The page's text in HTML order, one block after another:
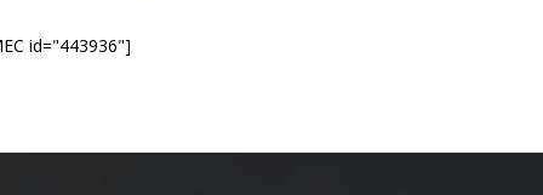
id="443936"]